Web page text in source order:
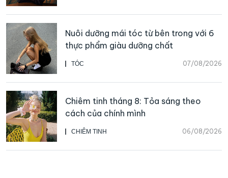
TÓC 07/08/2026
Nuôi dưỡng mái tóc từ bên trong với 6
thực phẩm giàu dưỡng chất
CHIÊM TINH 06/08/2026
Chiêm tinh tháng 8: Tỏa sáng theo
cách của chính mình